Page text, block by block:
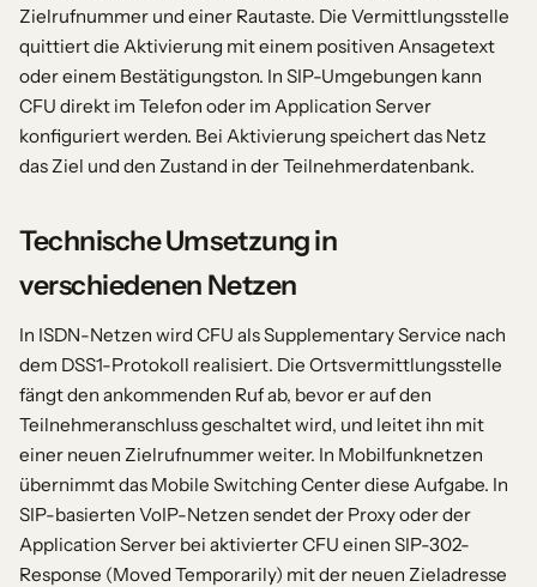
Zielrufnummer und einer Rautaste. Die Vermittlungsstelle
quittiert die Aktivierung mit einem positiven Ansagetext
oder einem Bestätigungston. In SIP-Umgebungen kann
CFU direkt im Telefon oder im Application Server
konfiguriert werden. Bei Aktivierung speichert das Netz
das Ziel und den Zustand in der Teilnehmerdatenbank.
Technische Umsetzung in
verschiedenen Netzen
In ISDN-Netzen wird CFU als Supplementary Service nach
dem DSS1-Protokoll realisiert. Die Ortsvermittlungsstelle
fängt den ankommenden Ruf ab, bevor er auf den
Teilnehmeranschluss geschaltet wird, und leitet ihn mit
einer neuen Zielrufnummer weiter. In Mobilfunknetzen
übernimmt das Mobile Switching Center diese Aufgabe. In
SIP-basierten VoIP-Netzen sendet der Proxy oder der
Application Server bei aktivierter CFU einen SIP-302-
Response (Moved Temporarily) mit der neuen Zieladresse